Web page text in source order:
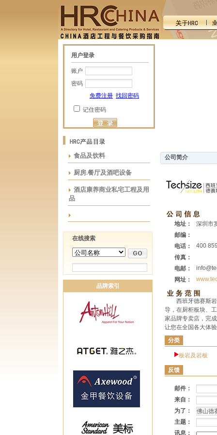
用户登录
账户
密码
免费注册 找回密码
记住密码
食品及饮料
厨房.餐厅及酒吧设备
酒店康养商业私宅工程及用
品
在线搜索
品牌索引
公司简介
地址：
深圳市
邮编：
电话：
400
传真：
电邮：
网址：
西班牙德赛斯
导，在厨柜板块、
家品牌专卖店，完
让您在全国各大体
分类
板岩及岩板
反馈
邮件：
来自：
为了：
主题：
讯息：